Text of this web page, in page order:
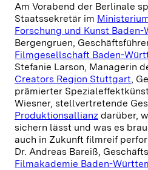
Am Vorabend der Berlinale
Staatssekretär im
Forschung und Kunst
Bergengruen,
Filmgesellschaft Baden-
Stefanie Larson, Managerin
Creators Region Stuttgart,
prämierter
Wiesner, stellvertretende
Produktionsallianz darüber,
sichern lässt und was es
auch in Zukunft filmreif
Dr. Andreas Bareiß,
Filmakademie Baden-